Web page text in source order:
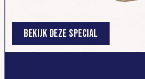
Bekijk deze special